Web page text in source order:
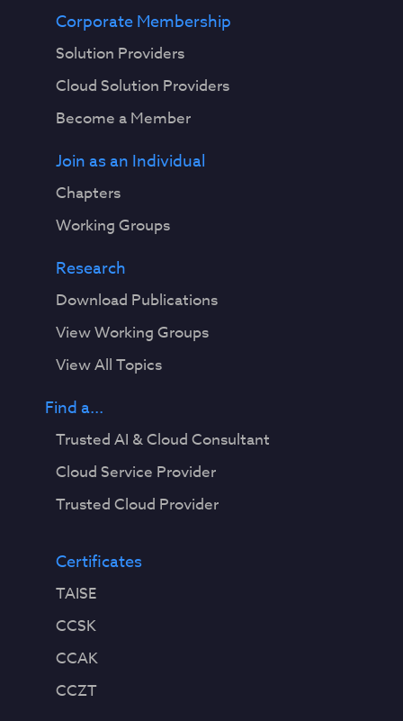
Corporate Membership
Solution Providers
Cloud Solution Providers
Become a Member
Join as an Individual
Chapters
Working Groups
Research
Download Publications
View Working Groups
View All Topics
Find a...
Trusted AI & Cloud Consultant
Cloud Service Provider
Trusted Cloud Provider
Certificates
TAISE
CCSK
CCAK
CCZT